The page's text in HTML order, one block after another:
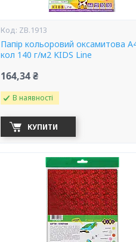
ZB.1913
Папір кольоровий оксамитова
кол 140 г/м2 KIDS Line
164,34 ₴
В наявності
КУПИТИ